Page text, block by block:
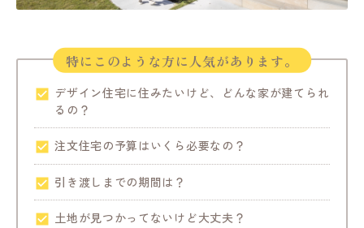
特にこのような方に人気があります。
デザイン住宅に住みたいけど、どんな家が建てられ
るの？
注文住宅の予算はいくら必要なの？
引き渡しまでの期間は？
土地が見つかってないけど大丈夫？